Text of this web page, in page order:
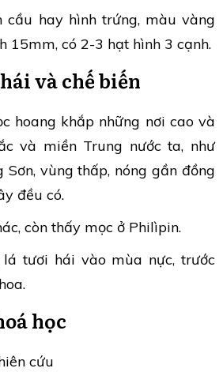
cầu hay hình trứng, màu vàng
15mm, có 2-3 hạt hình 3 cạnh.
và chế biến
hoang khắp những nơi cao và
và miền Trung nước ta, như
Sơn, vùng thấp, nóng gần đồng
đều có.
còn thấy mọc ở Philìpin.
tươi hái vào mùa nực, trước
học
cứu